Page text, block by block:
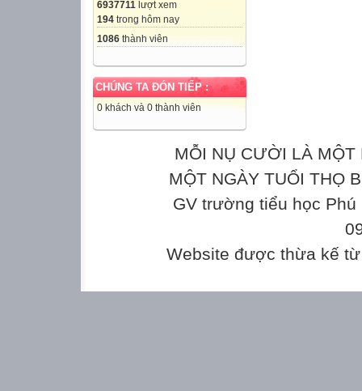
6937711 lượt xem
194 trong hôm nay
1086 thành viên
CHÚNG TA ĐÓN TIẾP :
0 khách và 0 thành viên
MỖI NỤ CƯỜI LÀ MỘT
MỘT NGÀY TUỔI THỌ
GV trường tiểu học
Website được thừa kế